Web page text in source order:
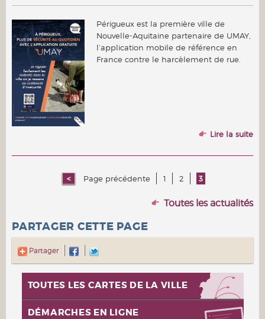
Périgueux est la première ville de
Nouvelle-Aquitaine partenaire de UMAY,
l’application mobile de référence en
France contre le harcèlement de rue.
Lire la suite
Page précédente 1 2 3
Toutes les actualités
PARTAGER CETTE PAGE
Partager
TOUTES LES CARTES DE LA VILLE
DÉMARCHES EN LIGNE